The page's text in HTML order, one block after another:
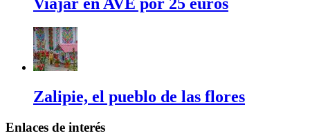
Zalipie, el pueblo de las flores
Enlaces de interés